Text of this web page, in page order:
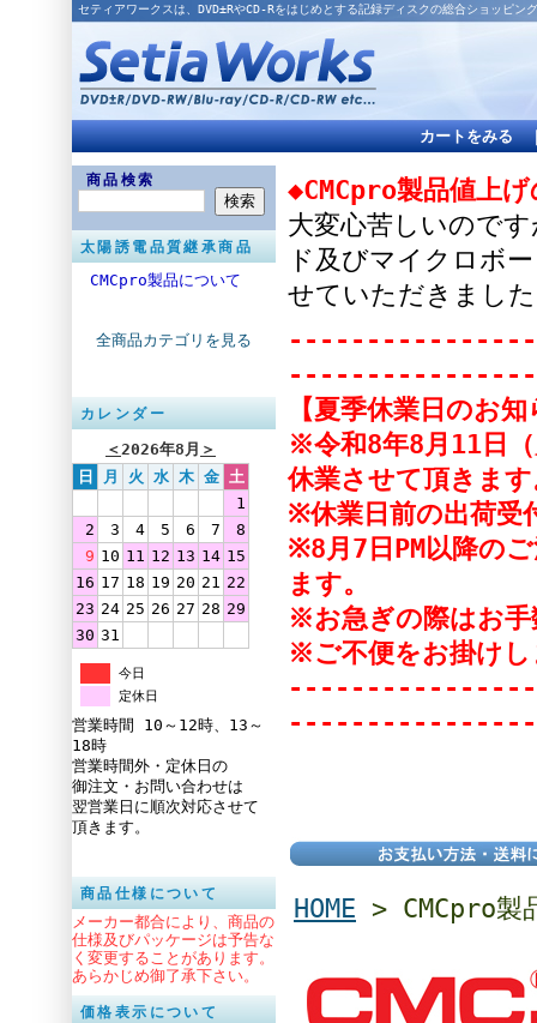
セティアワークスは、DVD±RやCD-Rをはじめとする記録ディスクの総合ショッピン
カートをみる
商品検索
太陽誘電品質継承商品
CMCpro製品について
全商品カテゴリを見る
カレンダー
＜2026年8月 ＞
日
月 火 水 木 金 土
1
2
3 4 5 6 7
8
9 10 11 12 13 14 15
16 17 18 19 20 21 22
23 24 25 26 27 28 29
30 31
今日
定休日
営業時間 10～12時、13～
18時
営業時間外・定休日の
御注文・お問い合わせは
翌営業日に順次対応させて
頂きます。
商品仕様について
メーカー都合により、商品の
仕様及びパッケージは予告な
く変更することがあります。
あらかじめ御了承下さい。
価格表示について
◆CMCpro製品値上
大変心苦しいので
ド及びマイクロボ
せていただきまし
【夏季休業日のお
※令和8年8月11日
休業させて頂きま
※休業日前の出荷受
※8月7日PM以降の
ます。
※お急ぎの際はお
※ご不便をお掛けし
HOME > CMCpro製